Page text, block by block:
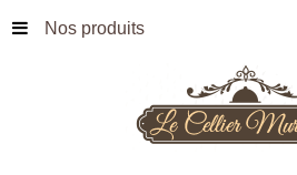
Nos produits